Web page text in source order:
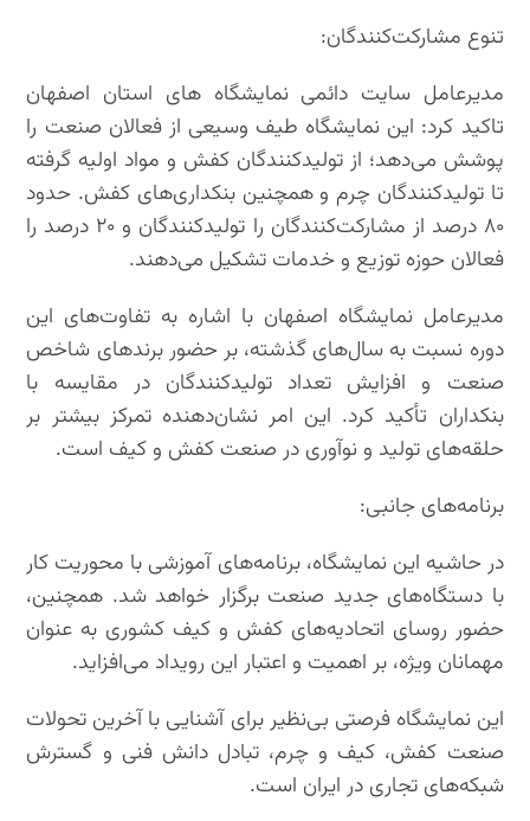
تنوع مشارکت‌کنندگان:
مدیرعامل سایت دائمی نمایشگاه های استان اصفهان
تاکید کرد: این نمایشگاه طیف وسیعی از فعالان صنعت را
پوشش می‌دهد؛ از تولیدکنندگان کفش و مواد اولیه گرفته
تا تولیدکنندگان چرم و همچنین بنکداری‌های کفش. حدود
۸۰ درصد از مشارکت‌کنندگان را تولیدکنندگان و ۲۰ درصد را
فعالان حوزه توزیع و خدمات تشکیل می‌دهند.
مدیرعامل نمایشگاه اصفهان با اشاره به تفاوت‌های این
دوره نسبت به سال‌های گذشته، بر حضور برندهای شاخص
صنعت و افزایش تعداد تولیدکنندگان در مقایسه با
بنکداران تأکید کرد. این امر نشان‌دهنده تمرکز بیشتر بر
حلقه‌های تولید و نوآوری در صنعت کفش و کیف است.
برنامه‌های جانبی:
در حاشیه این نمایشگاه، برنامه‌های آموزشی با محوریت کار
با دستگاه‌های جدید صنعت برگزار خواهد شد. همچنین،
حضور روسای اتحادیه‌های کفش و کیف کشوری به عنوان
مهمانان ویژه، بر اهمیت و اعتبار این رویداد می‌افزاید.
این نمایشگاه فرصتی بی‌نظیر برای آشنایی با آخرین تحولات
صنعت کفش، کیف و چرم، تبادل دانش فنی و گسترش
شبکه‌های تجاری در ایران است.